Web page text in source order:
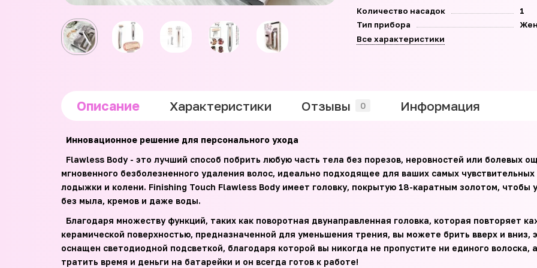
Количество насадок
1
Тип прибора
Все характеристики
Описание Характеристики Отзывы 0 Информация
Инновационное решение для персонального ухода
Flawless Body - это лучший способ побрить любую часть тела без порезов, неровностей или болевых
мгновенного безболезненного удаления волос, идеально подходящее для ваших самых
лодыжки и колени. Finishing Touch Flawless Body имеет головку, покрытую 18-каратным золотом, чтобы
без мыла, кремов и даже воды.
Благодаря множеству функций, таких как поворотная двунаправленная головка, которая повторяет
керамической поверхностью, предназначенной для уменьшения трения, вы можете брить вверх и
оснащен светодиодной подсветкой, благодаря которой вы никогда не пропустите ни единого
тратить время и деньги на батарейки и он всегда готов к работе!